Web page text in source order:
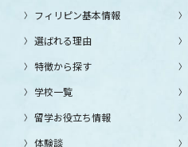
フィリピン基本情報
選ばれる理由
特徴から探す
学校一覧
留学お役立ち情報
体験談